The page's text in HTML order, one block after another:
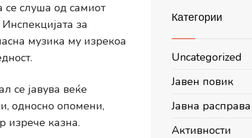
се слуша од самиот
за
музика му изрекоа
се јавува веќе
односно опомени,
казна.
Категории
Uncategorized
Јавен повик
Јавна расправа
Активности